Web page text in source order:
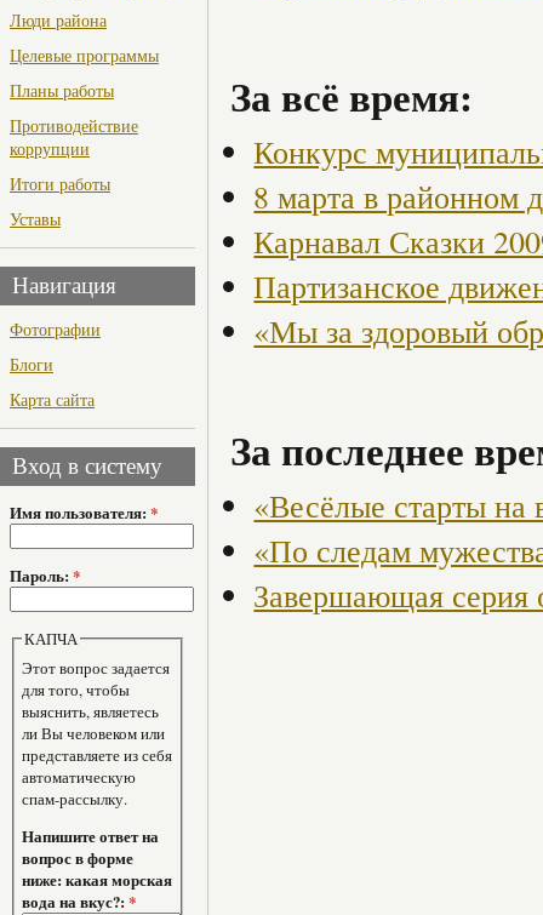
Люди района
Целевые программы
Планы работы
Противодействие
коррупции
Итоги работы
Уставы
Навигация
Фотографии
Блоги
Карта сайта
Вход в систему
Имя пользователя: *
Пароль: *
КАПЧА
Этот вопрос задается
для того, чтобы
выяснить, являетесь
ли Вы человеком или
представляете из себя
автоматическую
спам-рассылку.
Напишите ответ на
вопрос в форме
ниже: какая морская
вода на вкус?:*
За всё время:
Конкурс
8 марта в районном
Карнавал Сказки
Партизанское
«Мы за здоровый
За последнее
«Весёлые старты на
«По следам
Завершающая серия